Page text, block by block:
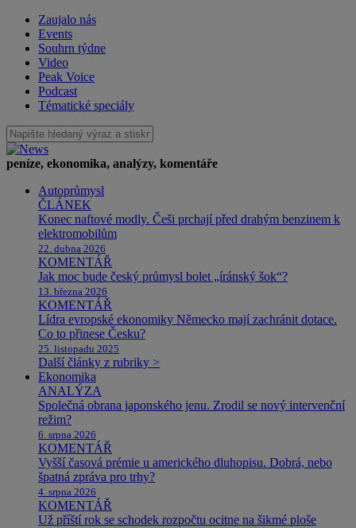
Zaujalo nás
Events
Souhrn týdne
Video
Peak Voice
Podcast
Tématické speciály
peníze, ekonomika, analýzy, komentáře
Autoprůmysl
ČLÁNEK
Konec naftové modly. Češi prchají před drahým benzinem k
elektromobilům
22. dubna 2026
KOMENTÁŘ
Jak moc bude český průmysl bolet „íránský šok“?
13. března 2026
KOMENTÁŘ
Lídra evropské ekonomiky Německo mají zachránit dotace.
Co to přinese Česku?
25. listopadu 2025
Další články z rubriky >
Ekonomika
ANALÝZA
Společná obrana japonského jenu. Zrodil se nový intervenční
režim?
6. srpna 2026
KOMENTÁŘ
Vyšší časová prémie u amerického dluhopisu. Dobrá, nebo
špatná zpráva pro trhy?
4. srpna 2026
KOMENTÁŘ
Už příští rok se schodek rozpočtu ocitne na šikmé ploše